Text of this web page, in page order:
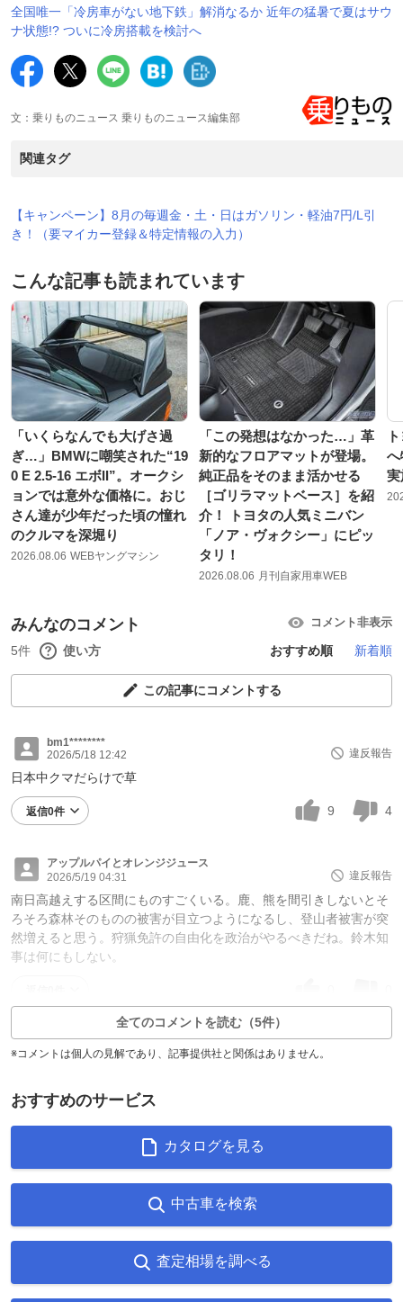
全国唯一「冷房車がない地下鉄」解消なるか 近年の猛暑で夏はサウ
ナ状態!? ついに冷房搭載を検討へ
文：乗りものニュース 乗りものニュース編集部
関連タグ
【キャンペーン】8月の毎週金・土・日はガソリン・軽油7円/L引
き！（要マイカー登録＆特定情報の入力）
こんな記事も読まれています
「いくらなんでも大げさ過
ぎ…」BMWに嘲笑された“19
0 E 2.5-16 エボII”。オークシ
ョンでは意外な価格に。おじ
さん達が少年だった頃の憧れ
のクルマを深堀り
2026.08.06 WEBヤングマシン
「この発想はなかった…」革
新的なフロアマットが登場。
純正品をそのまま活かせる
［ゴリラマットベース］を紹
介！ トヨタの人気ミニバン
「ノア・ヴォクシー」にピッ
タリ！
2026.08.06 月刊自家用車WEB
へ
実
みんなのコメント コメント非表示
5件 使い方 おすすめ順 新着順
この記事にコメントする
bm1********
2026/5/18 12:42
違反報告
日本中クマだらけで草
返信0件 9 4
アップルパイとオレンジジュース
2026/5/19 04:31
違反報告
南日高越えする区間にものすごくいる。鹿、熊を間引きしないとそ
ろそろ森林そのものの被害が目立つようになるし、登山者被害が突
然増えると思う。狩猟免許の自由化を政治がやるべきだね。鈴木知
事は何にもしない。
全てのコメントを読む（5件）
※コメントは個人の見解であり、記事提供社と関係はありません。
おすすめのサービス
カタログを見る
中古車を検索
査定相場を調べる